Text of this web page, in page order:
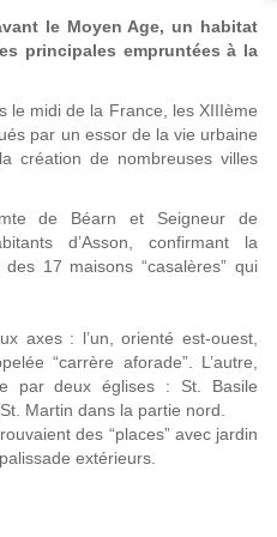
le Moyen Age, un habitat
principales empruntées à la
le midi de la France, les XIIIème
par un essor de la vie urbaine
création de nombreuses villes
de Béarn et Seigneur de
d’Asson, confirmant la
17 maisons “casalères” qui
axes : l’un, orienté est-ouest,
“carrère aforade”. L’autre,
par deux églises : St. Basile
Martin dans la partie nord.
des “places” avec jardin
extérieurs.